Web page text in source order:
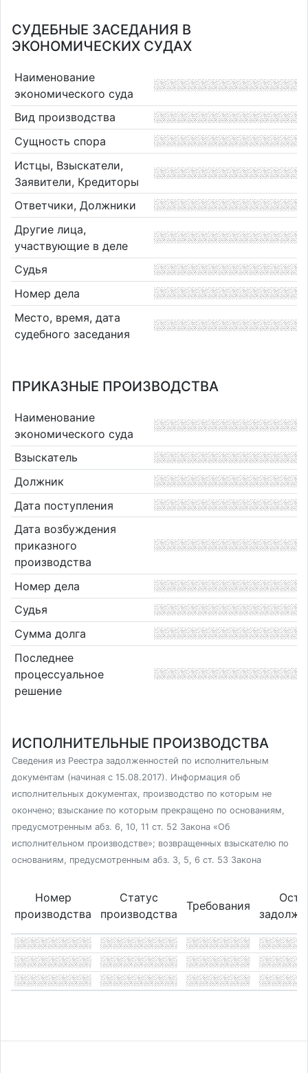
СУДЕБНЫЕ ЗАСЕДАНИЯ В
ЭКОНОМИЧЕСКИХ СУДАХ
Наименование
экономического суда
Вид производства
Сущность спора
Истцы, Взыскатели,
Заявители, Кредиторы
Ответчики, Должники
Другие лица,
участвующие в деле
Судья
Номер дела
Место, время, дата
судебного заседания
ПРИКАЗНЫЕ ПРОИЗВОДСТВА
Наименование
экономического суда
Взыскатель
Должник
Дата поступления
Дата возбуждения
приказного
производства
Номер дела
Судья
Сумма долга
Последнее
процессуальное
решение
ИСПОЛНИТЕЛЬНЫЕ ПРОИЗВОДСТВА
Сведения из Реестра задолженностей по исполнительным
документам (начиная с 15.08.2017). Информация об
исполнительных документах, производство по которым не
окончено; взыскание по которым прекращено по основаниям,
предусмотренным абз. 6, 10, 11 ст. 52 Закона «Об
исполнительном производстве»; возвращенных взыскателю по
основаниям, предусмотренным абз. 3, 5, 6 ст. 53 Закона
Номер
производства
Статус
производства
Требования